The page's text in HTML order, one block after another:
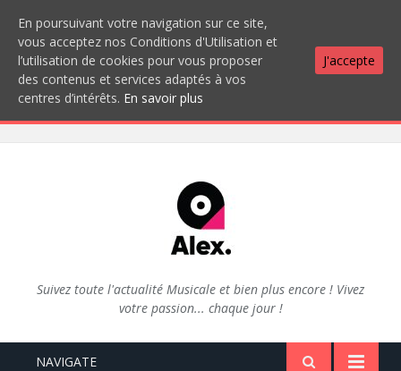
Suivez toute l'actualité Musicale et bien plus encore ! Vivez
votre passion... chaque jour !
NAVIGATE
En poursuivant votre navigation sur ce site,
vous acceptez nos Conditions d'Utilisation et
l’utilisation de cookies pour vous proposer
des contenus et services adaptés à vos
centres d’intérêts. En savoir plus
J'accepte